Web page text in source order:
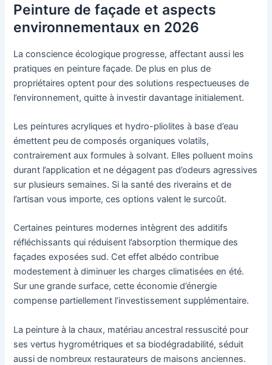
Peinture de façade et aspects
environnementaux en 2026
La conscience écologique progresse, affectant aussi les
pratiques en peinture façade. De plus en plus de
propriétaires optent pour des solutions respectueuses de
l’environnement, quitte à investir davantage initialement.
Les peintures acryliques et hydro-pliolites à base d’eau
émettent peu de composés organiques volatils,
contrairement aux formules à solvant. Elles polluent moins
durant l’application et ne dégagent pas d’odeurs agressives
sur plusieurs semaines. Si la santé des riverains et de
l’artisan vous importe, ces options valent le surcoût.
Certaines peintures modernes intègrent des additifs
réfléchissants qui réduisent l’absorption thermique des
façades exposées sud. Cet effet albédo contribue
modestement à diminuer les charges climatisées en été.
Sur une grande surface, cette économie d’énergie
compense partiellement l’investissement supplémentaire.
La peinture à la chaux, matériau ancestral ressuscité pour
ses vertus hygrométriques et sa biodégradabilité, séduit
aussi de nombreux restaurateurs de maisons anciennes.